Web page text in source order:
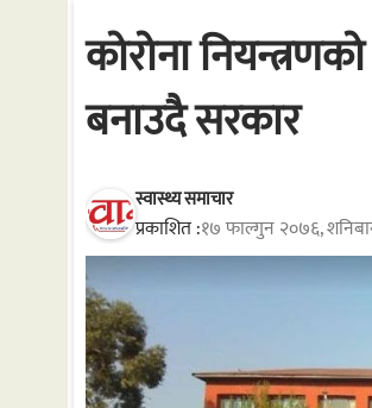
कोरोना
बनाउदै सरकार
स्वास्थ्य समाचार
प्रकाशित :१७ फाल्गुन २०७६,